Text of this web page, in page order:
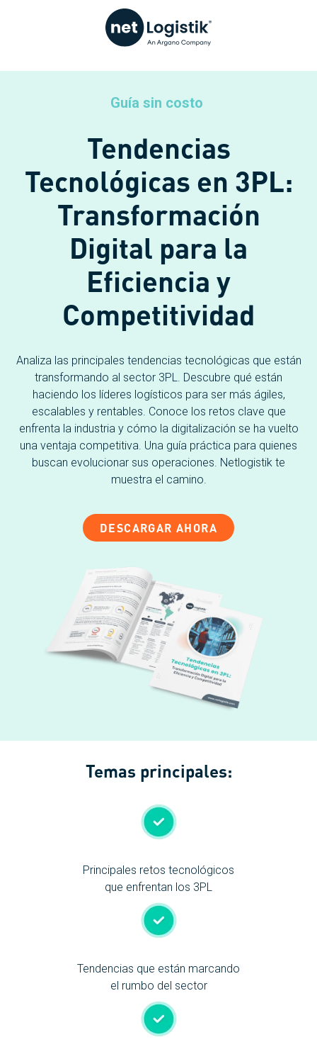
Guía sin costo
Tendencias
Tecnológicas en 3PL:
Transformación
Digital para la
Eficiencia y
Competitividad
Analiza las principales tendencias tecnológicas que están
transformando al sector 3PL. Descubre qué están
haciendo los líderes logísticos para ser más ágiles,
escalables y rentables. Conoce los retos clave que
enfrenta la industria y cómo la digitalización se ha vuelto
una ventaja competitiva. Una guía práctica para quienes
buscan evolucionar sus operaciones. Netlogistik te
muestra el camino.
DESCARGAR AHORA
Temas principales:
Principales retos tecnológicos
que enfrentan los 3PL
Tendencias que están marcando
el rumbo del sector